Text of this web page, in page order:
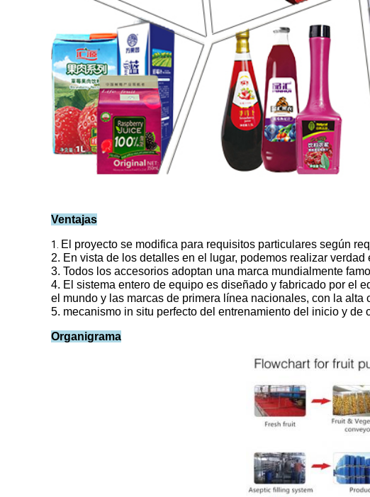
Ventajas
1.
El proyecto se modifica para requisitos particulares según
2. En vista de los detalles en el lugar, podemos realizar
3. Todos los accesorios adoptan una marca mundialmente
4. El sistema entero de equipo es diseñado y fabricado por el
el mundo y las marcas de primera línea nacionales, con la
5. mecanismo in situ perfecto del entrenamiento del inicio y de
Organigrama